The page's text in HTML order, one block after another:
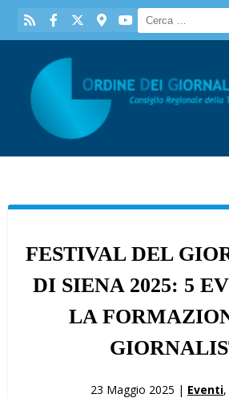
FESTIVAL DEL
DI SIENA 2025: 5
LA
23 Maggio 2025 | Eventi,